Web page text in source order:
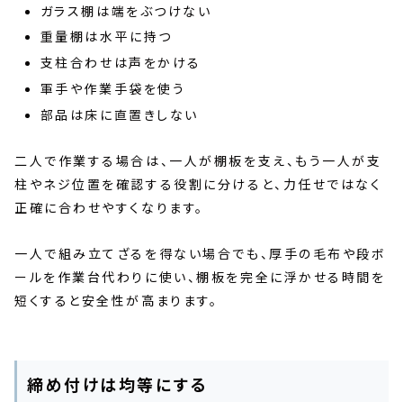
ガラス棚は端をぶつけない
重量棚は水平に持つ
支柱合わせは声をかける
軍手や作業手袋を使う
部品は床に直置きしない
二人で作業する場合は、一人が棚板を支え、もう一人が支
柱やネジ位置を確認する役割に分けると、力任せではなく
正確に合わせやすくなります。
一人で組み立てざるを得ない場合でも、厚手の毛布や段ボ
ールを作業台代わりに使い、棚板を完全に浮かせる時間を
短くすると安全性が高まります。
締め付けは均等にする